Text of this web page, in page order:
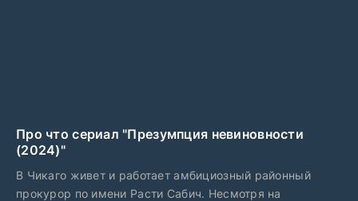
Про что сериал "Презумпция невиновности
(2024)"
В Чикаго живет и работает амбициозный районный
прокурор по имени Расти Сабич. Несмотря на